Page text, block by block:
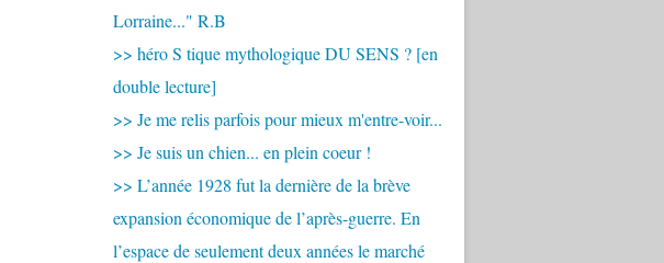
Lorraine..." R.B
>> héro S tique mythologique DU SENS ? [en
double lecture]
>> Je me relis parfois pour mieux m'entre-voir...
>> Je suis un chien... en plein coeur !
>> L’année 1928 fut la dernière de la brève
expansion économique de l’après-guerre. En
l’espace de seulement deux années le marché